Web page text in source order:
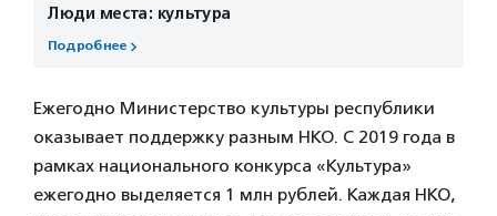
Люди места: культура
Подробнее
Ежегодно Министерство культуры республики
оказывает поддержку разным НКО. С 2019 года в
рамках национального конкурса «Культура»
ежегодно выделяется 1 млн рублей. Каждая НКО,